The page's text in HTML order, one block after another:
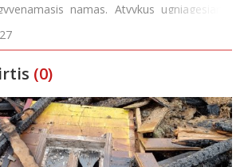
namas. Atvykus ugniagesiams
Gaisro metu išdegė namo vidus,
pusė perdangos s
(0)